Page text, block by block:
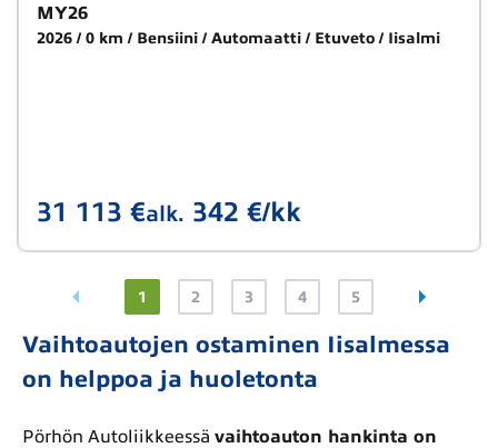
MY26
2026 0 km Bensiini Automaatti Etuveto Iisalmi
31 113 €alk. 342 €/kk
1 2 3 4 5
Vaihtoautojen ostaminen Iisalmessa
on helppoa ja huoletonta
Pörhön Autoliikkeessä vaihtoauton hankinta on